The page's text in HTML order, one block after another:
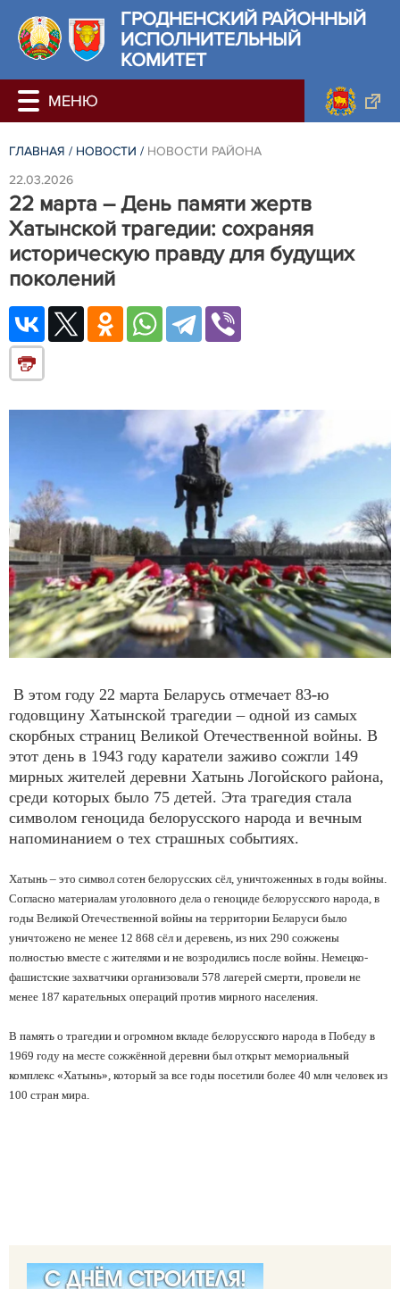
ГРОДНЕНСКИЙ РАЙОННЫЙ
ИСПОЛНИТЕЛЬНЫЙ
КОМИТЕТ
ГЛАВНАЯ / НОВОСТИ / НОВОСТИ РАЙОНА
22.03.2026
22 марта – День памяти жертв
Хатынской трагедии: сохраняя
историческую правду для будущих
поколений
В этом году 22 марта Беларусь отмечает 83-ю
годовщину Хатынской трагедии – одной из самых
скорбных страниц Великой Отечественной войны. В
этот день в 1943 году каратели заживо сожгли 149
мирных жителей деревни Хатынь Логойского района,
среди которых было 75 детей. Эта трагедия стала
символом геноцида белорусского народа и вечным
напоминанием о тех страшных событиях.
Хатынь – это символ сотен белорусских сёл, уничтоженных в годы войны.
Согласно материалам уголовного дела о геноциде белорусского народа, в
годы Великой Отечественной войны на территории Беларуси было
уничтожено не менее 12 868 сёл и деревень, из них 290 сожжены
полностью вместе с жителями и не возродились после войны. Немецко-
фашистские захватчики организовали 578 лагерей смерти, провели не
менее 187 карательных операций против мирного населения.
В память о трагедии и огромном вкладе белорусского народа в Победу в
1969 году на месте сожжённой деревни был открыт мемориальный
комплекс «Хатынь», который за все годы посетили более 40 млн человек из
100 стран мира.